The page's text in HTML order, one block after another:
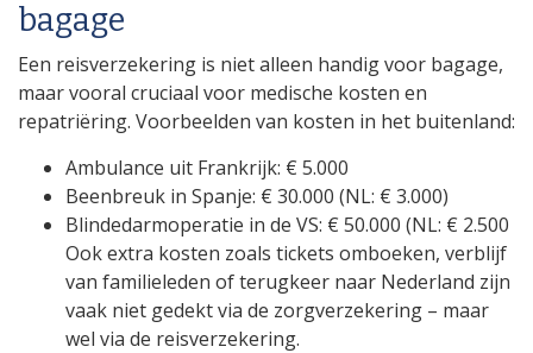
bagage
Een reisverzekering is niet alleen handig voor bagage,
maar vooral cruciaal voor medische kosten en
repatriëring. Voorbeelden van kosten in het buitenland:
Ambulance uit Frankrijk: € 5.000
Beenbreuk in Spanje: € 30.000 (NL: € 3.000)
Blindedarmoperatie in de VS: € 50.000 (NL: € 2.500
Ook extra kosten zoals tickets omboeken, verblijf
van familieleden of terugkeer naar Nederland zijn
vaak niet gedekt via de zorgverzekering – maar
wel via de reisverzekering.